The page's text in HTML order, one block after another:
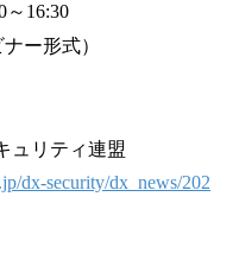
～16:30
ー形式）
ュリティ連盟
dx-security/dx_news/202